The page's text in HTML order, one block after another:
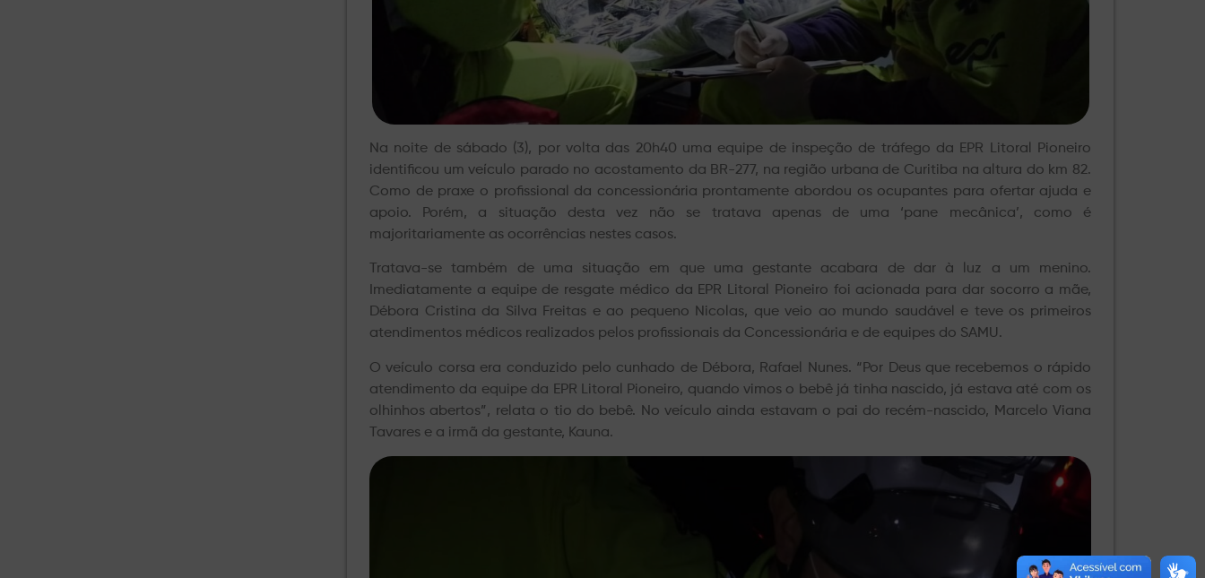
Na noite de sábado (3), por volta das 20h40 uma equipe de inspeção de tráfego da EPR Litoral Pioneiro
identificou um veículo parado no acostamento da BR-277, na região urbana de Curitiba na altura do km 82.
Como de praxe o profissional da concessionária prontamente abordou os ocupantes para ofertar ajuda e
apoio. Porém, a situação desta vez não se tratava apenas de uma ‘pane mecânica’, como é
majoritariamente as ocorrências nestes casos.
Tratava-se também de uma situação em que uma gestante acabara de dar à luz a um menino.
Imediatamente a equipe de resgate médico da EPR Litoral Pioneiro foi acionada para dar socorro a mãe,
Débora Cristina da Silva Freitas e ao pequeno Nicolas, que veio ao mundo saudável e teve os primeiros
atendimentos médicos realizados pelos profissionais da Concessionária e de equipes do SAMU.
O veículo corsa era conduzido pelo cunhado de Débora, Rafael Nunes. “Por Deus que recebemos o rápido
atendimento da equipe da EPR Litoral Pioneiro, quando vimos o bebê já tinha nascido, já estava até com os
olhinhos abertos”, relata o tio do bebê. No veículo ainda estavam o pai do recém-nascido, Marcelo Viana
Tavares e a irmã da gestante, Kauna.